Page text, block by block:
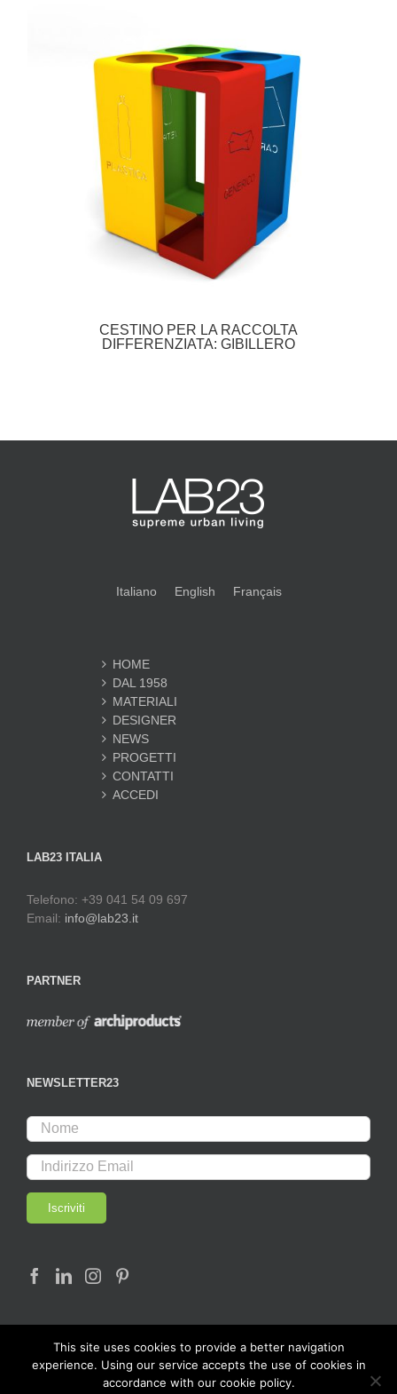
CESTINO PER LA RACCOLTA
DIFFERENZIATA: GIBILLERO
Italiano English Français
HOME
DAL 1958
MATERIALI
DESIGNER
NEWS
PROGETTI
CONTATTI
ACCEDI
LAB23 ITALIA
Telefono: +39 041 54 09 697
Email: info@lab23.it
PARTNER
NEWSLETTER23
This site uses cookies to provide a better navigation
experience. Using our service accepts the use of cookies in
accordance with our cookie policy.